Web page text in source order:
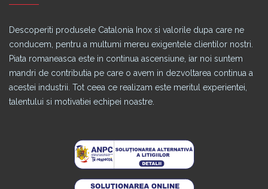
Descoperiti produsele Catalonia Inox si valorile dupa care ne
conducem, pentru a multumi mereu exigentele clientilor nostri.
Piata romaneasca este in continua ascensiune, iar noi suntem
mandri de contributia pe care o avem in dezvoltarea continua a
acestei industrii. Tot ceea ce realizam este meritul experientei,
talentului si motivatiei echipei noastre.